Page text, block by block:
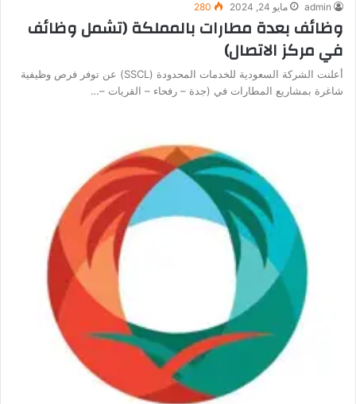
admin مايو 24, 2024 280
وظائف بعدة مطارات بالمملكة (تشمل وظائف
في مركز الاتصال)
أعلنت الشركة السعودية للخدمات المحدودة (SSCL) عن توفر فرص وظيفية
شاغرة بمشاريع المطارات في (جدة – رفحاء – القريات –…